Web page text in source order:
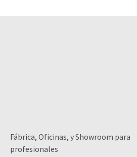
Fábrica, Oficinas, y Showroom para
profesionales